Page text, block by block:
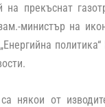
прекъснат
министър на
някои от